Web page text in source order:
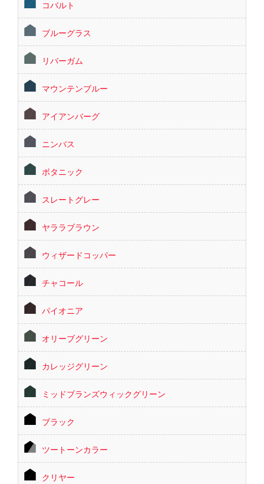
コバルト
ブルーグラス
リバーガム
マウンテンブルー
アイアンバーグ
ニンバス
ボタニック
スレートグレー
ヤララブラウン
ウィザードコッパー
チャコール
パイオニア
オリーブグリーン
カレッジグリーン
ミッドブランズウィックグリーン
ブラック
ツートーンカラー
クリヤー